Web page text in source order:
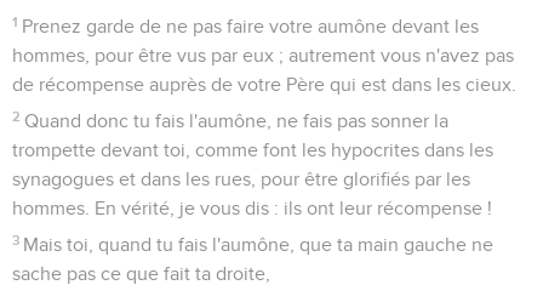
1 Prenez garde de ne pas faire votre aumône devant les
hommes, pour être vus par eux ; autrement vous n'avez pas
de récompense auprès de votre Père qui est dans les cieux.
2 Quand donc tu fais l'aumône, ne fais pas sonner la
trompette devant toi, comme font les hypocrites dans les
synagogues et dans les rues, pour être glorifiés par les
hommes. En vérité, je vous dis : ils ont leur récompense !
3 Mais toi, quand tu fais l'aumône, que ta main gauche ne
sache pas ce que fait ta droite,